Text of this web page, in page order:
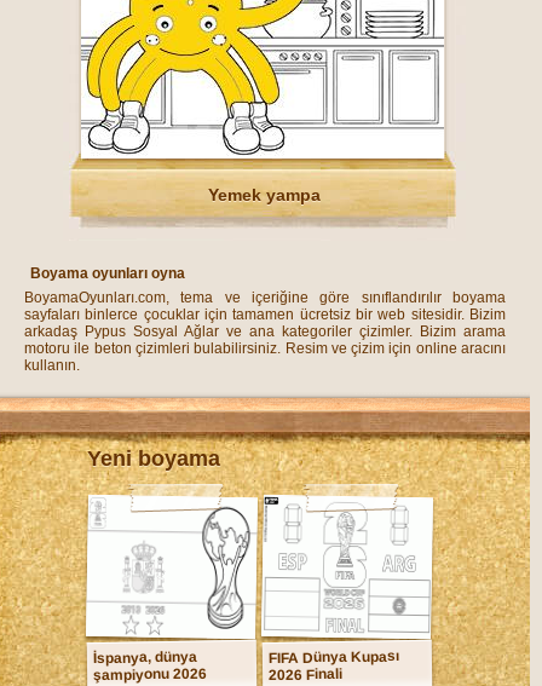
Yemek yampa
Boyama oyunları oyna
BoyamaOyunları.com, tema ve içeriğine göre sınıflandırılır boyama
sayfaları binlerce çocuklar için tamamen ücretsiz bir web sitesidir. Bizim
arkadaş Pypus Sosyal Ağlar ve ana kategoriler çizimler. Bizim arama
motoru ile beton çizimleri bulabilirsiniz. Resim ve çizim için online aracını
kullanın.
Yeni boyama
İspanya, dünya
şampiyonu 2026
FIFA Dünya Kupası
2026 Finali